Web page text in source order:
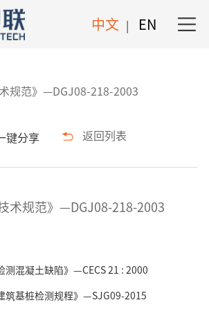
中文 EN
规范》—DGJ08-218-2003
键分享 返回列表
术规范》—DGJ08-218-2003
测混凝土缺陷》—CECS 21 : 2000
筑基桩检测规程》—SJG09-2015